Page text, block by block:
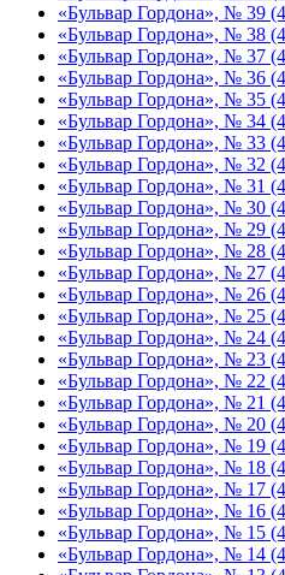
«Бульвар Гордона», № 39
«Бульвар Гордона», № 38
«Бульвар Гордона», № 37
«Бульвар Гордона», № 36
«Бульвар Гордона», № 35
«Бульвар Гордона», № 34
«Бульвар Гордона», № 33
«Бульвар Гордона», № 32
«Бульвар Гордона», № 31
«Бульвар Гордона», № 30
«Бульвар Гордона», № 29
«Бульвар Гордона», № 28
«Бульвар Гордона», № 27
«Бульвар Гордона», № 26
«Бульвар Гордона», № 25
«Бульвар Гордона», № 24
«Бульвар Гордона», № 23
«Бульвар Гордона», № 22
«Бульвар Гордона», № 21
«Бульвар Гордона», № 20
«Бульвар Гордона», № 19
«Бульвар Гордона», № 18
«Бульвар Гордона», № 17
«Бульвар Гордона», № 16
«Бульвар Гордона», № 15
«Бульвар Гордона», № 14